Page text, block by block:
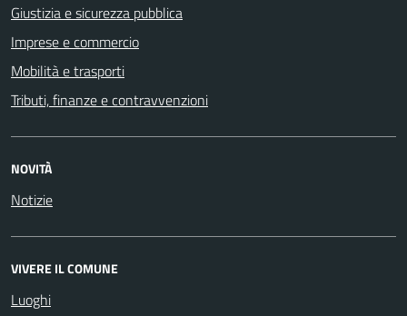
Giustizia e sicurezza pubblica
Imprese e commercio
Mobilità e trasporti
Tributi, finanze e contravvenzioni
NOVITÀ
Notizie
VIVERE IL COMUNE
Luoghi